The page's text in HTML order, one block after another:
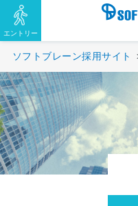
エントリー
ソフトブレーン採用サイト